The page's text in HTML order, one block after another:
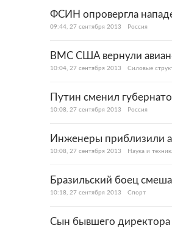
ФСИН опровергла
09:44, 27 сентября 2013 Россия
ВМС США вернули
10:04, 27 сентября 2013 Силовые
Путин сменил
10:08, 27 сентября 2013 Россия
Инженеры приблизили
10:08, 27 сентября 2013 Наука и
Бразильский боец
10:18, 27 сентября 2013 Спорт
Сын бывшего